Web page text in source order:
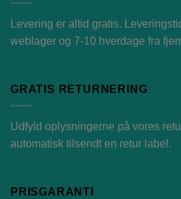
Levering er altid gratis.
weblager og 7-10 hverdage fra
GRATIS RETURNERING
Udfyld oplysningerne på vores
automatisk tilsendt en retur label.
PRISGARANTI